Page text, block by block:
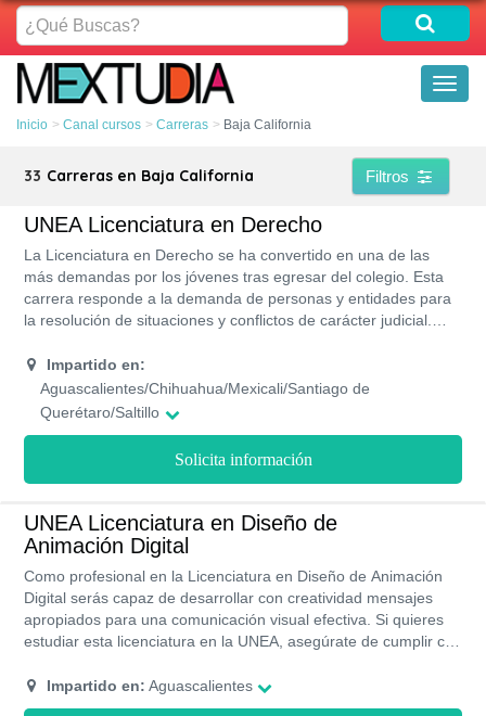
¿Qué
Buscas?
Inicio Canal cursos Carreras Baja California
33 Carreras en Baja California Filtros
UNEA Licenciatura en Derecho
La Licenciatura en Derecho se ha convertido en una de las
más demandas por los jóvenes tras egresar del colegio. Esta
carrera responde a la demanda de personas y entidades para
la resolución de situaciones y conflictos de carácter judicial.
legales que demanda la sociedad mexicana. Estudiar en la
UNEA te brindará los siguientes beneficios cuentas con un
sistema de inglés en línea que te permite acreditarlo como
nivel nacional de la red Aliat Universidades.
Impartido en:
Aguascalientes/Chihuahua/Mexicali/Santiago de
Querétaro/Saltillo
Solicita información
UNEA Licenciatura en Diseño de
Animación Digital
Como profesional en la Licenciatura en Diseño de Animación
Digital serás capaz de desarrollar con creatividad mensajes
apropiados para una comunicación visual efectiva. Si quieres
estudiar esta licenciatura en la UNEA, asegúrate de cumplir con
la carrera y un buen desempeño en el proceso de estudios:
inclinación por la tecnología, capacidad analítica para
Impartido en: Aguascalientes